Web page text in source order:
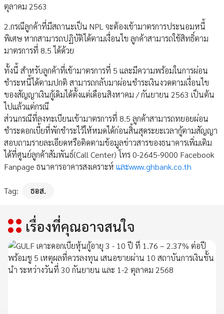
ตุลาคม 2563
2.กรณีลูกค้าที่มีสถานะเป็น NPL จะต้องเข้ามาตรการประนอมหนี้
พิเศษ หากสามารถปฏิบัติได้ตามเงื่อนไข ลูกค้าสามารถใช้สิทธิ์ตาม
มาตรการที่ 8.5 ได้ด้วย
ทั้งนี้ สำหรับลูกค้าที่เข้ามาตรการที่ 5 และมีความพร้อมในการผ่อน
ชำระหนี้ได้ตามปกติ สามารถกลับมาผ่อนชำระเงินงวดตามเงื่อนไข
ของสัญญาเงินกู้เดิมได้ตั้งแต่เดือนสิงหาคม / กันยายน 2563 เป็นต้น
ไปแล้วแต่กรณี
ส่วนกรณีที่ลงทะเบียนเข้ามาตรการที่ 8.5 ลูกค้าสามารถทยอยผ่อน
ชำระดอกเบี้ยที่พักชำระไว้ให้หมดได้ก่อนสิ้นสุดระยะเวลากู้ตามสัญญา
สอบถามรายละเอียดหรือติดตามข้อมูลข่าวสารของธนาคารเพิ่มเติม
ได้ที่ศูนย์ลูกค้าสัมพันธ์(Call Center) โทร 0-2645-9000 Facebook
Fanpage ธนาคารอาคารสงเคราะห์ และwww.ghbank.co.th
Tag: ธอส.
เรื่องที่คุณอาจสนใจ